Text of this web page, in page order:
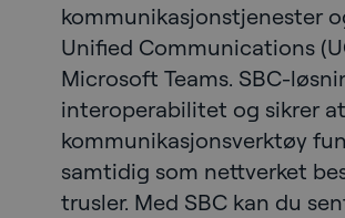
kommunikasjonstjenester
Unified Communications
Microsoft Teams. SBC-
interoperabilitet og sikrer
kommunikasjonsverktøy
samtidig som nettverket
trusler. Med SBC kan du